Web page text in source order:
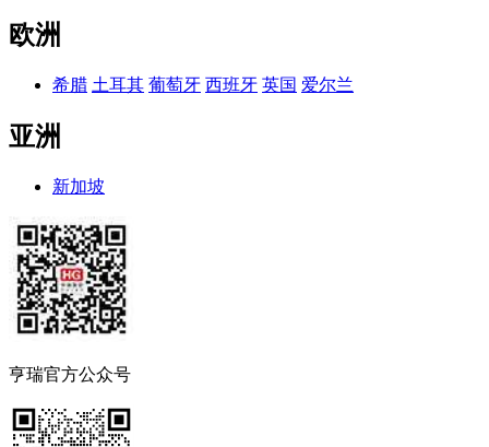
欧洲
希腊 土耳其 葡萄牙 西班牙 英国 爱尔兰
亚洲
新加坡
亨瑞官方公众号